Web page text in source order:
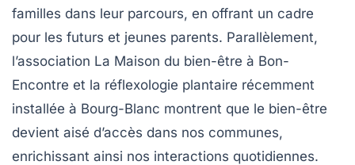
familles dans leur parcours, en offrant un cadre
pour les futurs et jeunes parents. Parallèlement,
l’association La Maison du bien-être à Bon-
Encontre et la réflexologie plantaire récemment
installée à Bourg-Blanc montrent que le bien-être
devient aisé d’accès dans nos communes,
enrichissant ainsi nos interactions quotidiennes.